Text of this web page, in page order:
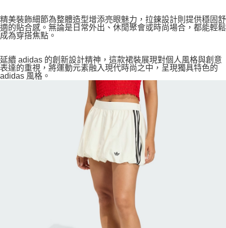
精美裝飾細節為整體造型增添亮眼魅力，拉鍊設計則提供穩固舒
適的貼合感。無論是日常外出、休閒聚會或時尚場合，都能輕鬆
成為穿搭焦點。
延續 adidas 的創新設計精神，這款裙裝展現對個人風格與創意
表達的重視，將運動元素融入現代時尚之中，呈現獨具特色的
adidas 風格。